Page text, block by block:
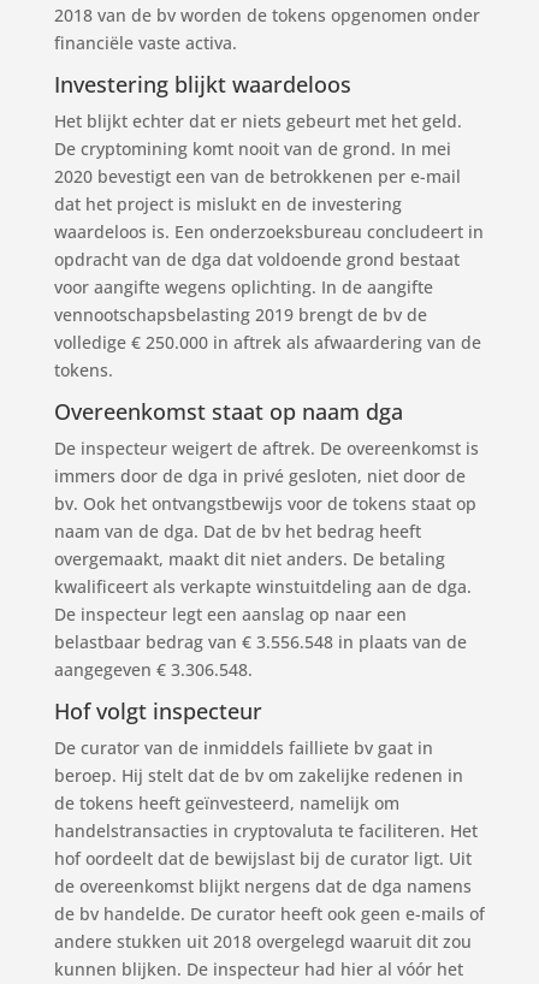
2018 van de bv worden de tokens opgenomen onder
financiële vaste activa.
Investering blijkt waardeloos
Het blijkt echter dat er niets gebeurt met het geld.
De cryptomining komt nooit van de grond. In mei
2020 bevestigt een van de betrokkenen per e-mail
dat het project is mislukt en de investering
waardeloos is. Een onderzoeksbureau concludeert in
opdracht van de dga dat voldoende grond bestaat
voor aangifte wegens oplichting. In de aangifte
vennootschapsbelasting 2019 brengt de bv de
volledige € 250.000 in aftrek als afwaardering van de
tokens.
Overeenkomst staat op naam dga
De inspecteur weigert de aftrek. De overeenkomst is
immers door de dga in privé gesloten, niet door de
bv. Ook het ontvangstbewijs voor de tokens staat op
naam van de dga. Dat de bv het bedrag heeft
overgemaakt, maakt dit niet anders. De betaling
kwalificeert als verkapte winstuitdeling aan de dga.
De inspecteur legt een aanslag op naar een
belastbaar bedrag van € 3.556.548 in plaats van de
aangegeven € 3.306.548.
Hof volgt inspecteur
De curator van de inmiddels failliete bv gaat in
beroep. Hij stelt dat de bv om zakelijke redenen in
de tokens heeft geïnvesteerd, namelijk om
handelstransacties in cryptovaluta te faciliteren. Het
hof oordeelt dat de bewijslast bij de curator ligt. Uit
de overeenkomst blijkt nergens dat de dga namens
de bv handelde. De curator heeft ook geen e-mails of
andere stukken uit 2018 overgelegd waaruit dit zou
kunnen blijken. De inspecteur had hier al vóór het